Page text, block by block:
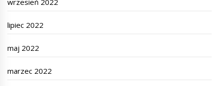
wrzesień 2022
lipiec 2022
maj 2022
marzec 2022